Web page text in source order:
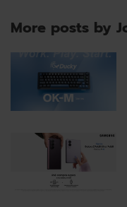
More posts by